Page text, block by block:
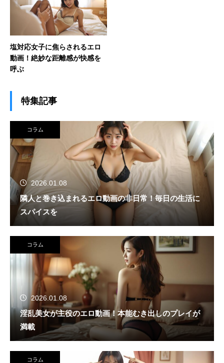
塩対応女子に焦らされるエロ
動画！絶妙な距離感が快感を
呼ぶ
特集記事
コラム
2026.01.08
隣人と巻き込まれるエロ動画の非日常！毎日の生活に
スパイスを
コラム
2026.01.08
淫乱美女が主役のエロ動画！本能むき出しのプレイが
満載
コラム